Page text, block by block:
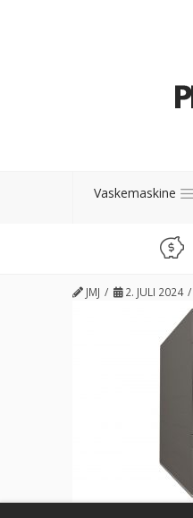
Vaskemaskine
JMJ 2. JULI 2024